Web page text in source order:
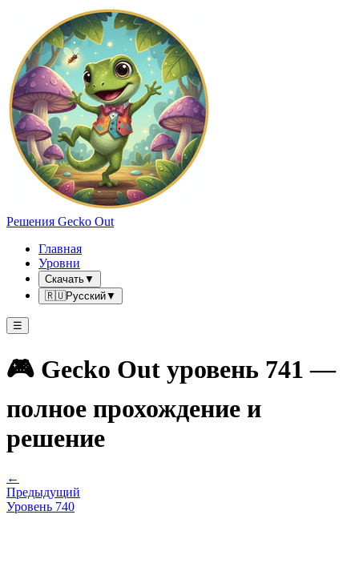
Решения Gecko Out
Главная
Уровни
Скачать▼
🇷🇺Русский▼
☰
🎮 Gecko Out уровень 741 —
полное прохождение и
решение
←
Предыдущий
Уровень 740